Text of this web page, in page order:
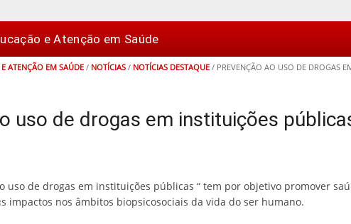
e Atenção em Saúde
ATENÇÃO EM SAÚDE/ NOTÍCIAS / NOTÍCIAS DESTAQUE / PREVENÇÃO AO USO DE DROGAS
uso de drogas em instituições
uso de drogas em instituições públicas “ tem por objetivo promover
impactos nos âmbitos biopsicosociais da vida do ser humano.